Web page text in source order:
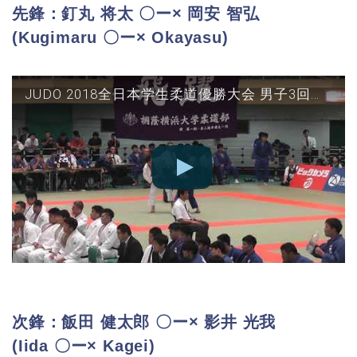
先鋒：釘丸 将太 〇ー× 岡安 智弘
(Kugimaru 〇ー× Okayasu)
次鋒：飯田 健太郎 〇ー× 影井 光我
(Iida 〇ー× Kagei)